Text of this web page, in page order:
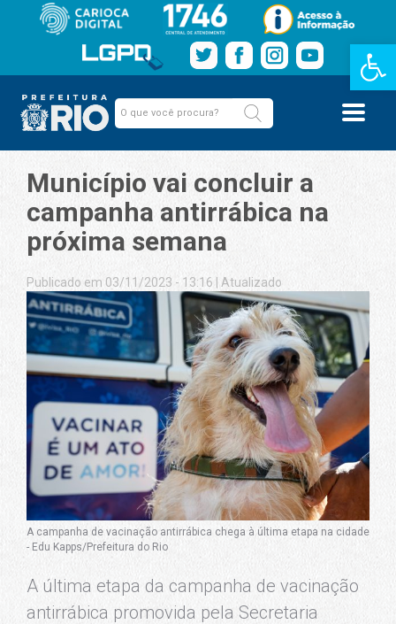
Barra de
Município vai concluir a
campanha antirrábica na
próxima semana
Publicado em 03/11/2023 - 13:16 Atualizado
A campanha de vacinação antirrábica chega à última etapa na cidade
- Edu Kapps/Prefeitura do Rio
A última etapa da campanha de vacinação
antirrábica promovida pela Secretaria